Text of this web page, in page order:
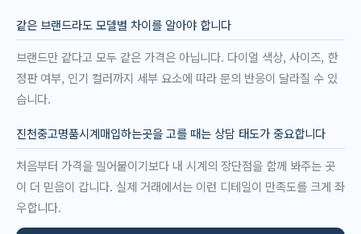
같은 브랜드라도 모델별 차이를 알아야 합니다
브랜드만 같다고 모두 같은 가격은 아닙니다. 다이얼 색상, 사이즈, 한
정판 여부, 인기 컬러까지 세부 요소에 따라 문의 반응이 달라질 수 있
습니다.
진천중고명품시계매입하는곳을 고를 때는 상담 태도가 중요합니다
처음부터 가격을 밀어붙이기보다 내 시계의 장단점을 함께 봐주는 곳
이 더 믿음이 갑니다. 실제 거래에서는 이런 디테일이 만족도를 크게 좌
우합니다.